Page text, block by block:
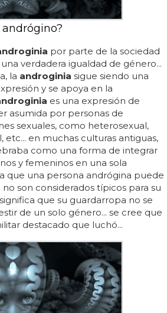
por parte de la sociedad
verdadera igualdad de género...
la androginia sigue siendo una
y se apoya en la
es una expresión de
asumida por personas de
sexuales, como heterosexual,
etc... en muchas culturas antiguas,
como una forma de integrar
y femeninos en una sola
que una persona andrógina puede
son considerados típicos para su
que su guardarropa no se
de un solo género... se cree que
destacado que luchó...